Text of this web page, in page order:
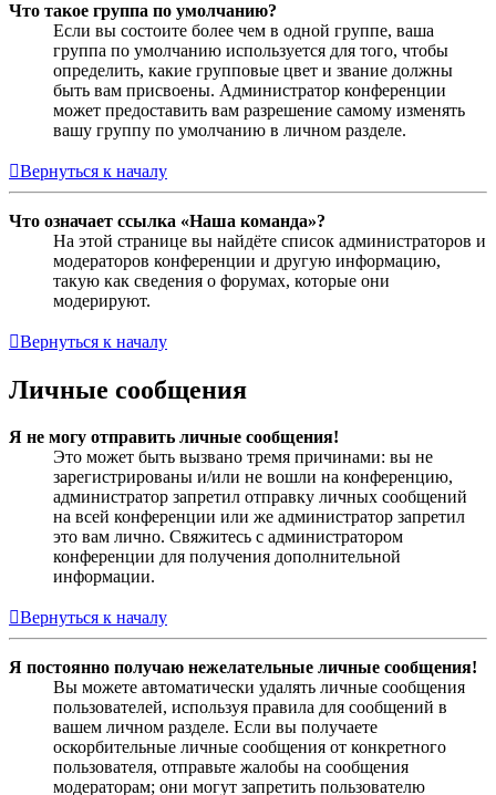
Что такое группа по умолчанию?
Если вы состоите более чем в одной группе, ваша
группа по умолчанию используется для того, чтобы
определить, какие групповые цвет и звание должны
быть вам присвоены. Администратор конференции
может предоставить вам разрешение самому изменять
вашу группу по умолчанию в личном разделе.
Вернуться к началу
Что означает ссылка «Наша команда»?
На этой странице вы найдёте список администраторов и
модераторов конференции и другую информацию,
такую как сведения о форумах, которые они
модерируют.
Вернуться к началу
Личные сообщения
Я не могу отправить личные сообщения!
Это может быть вызвано тремя причинами: вы не
зарегистрированы и/или не вошли на конференцию,
администратор запретил отправку личных сообщений
на всей конференции или же администратор запретил
это вам лично. Свяжитесь с администратором
конференции для получения дополнительной
информации.
Вернуться к началу
Я постоянно получаю нежелательные личные сообщения!
Вы можете автоматически удалять личные сообщения
пользователей, используя правила для сообщений в
вашем личном разделе. Если вы получаете
оскорбительные личные сообщения от конкретного
пользователя, отправьте жалобы на сообщения
модераторам; они могут запретить пользователю